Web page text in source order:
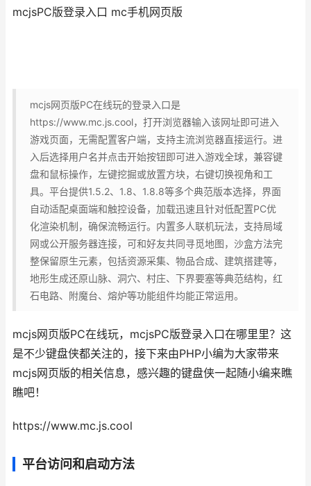
mcjsPC版登录入口 mc手机网页版
mcjs网页版PC在线玩的登录入口是
https://www.mc.js.cool，打开浏览器输入该网址即可进入
游戏页面，无需配置客户端，支持主流浏览器直接运行。进
入后选择用户名并点击开始按钮即可进入游戏全球，兼容键
盘和鼠标操作，左键挖掘或放置方块，右键切换视角和工
具。平台提供1.5.2、1.8、1.8.8等多个典范版本选择，界面
自动适配桌面端和触控设备，加载迅速且针对低配置PC优
化渲染机制，确保流畅运行。内置多人联机玩法，支持局域
网或公开服务器连接，可和好友共同寻觅地图，沙盒方法完
整保留原生元素，包括资源采集、物品合成、建筑搭建等，
地形生成还原山脉、洞穴、村庄、下界要塞等典范结构，红
石电路、附魔台、熔炉等功能组件均能正常运用。
mcjs网页版PC在线玩，mcjsPC版登录入口在哪里里？这
是不少键盘侠都关注的，接下来由PHP小编为大家带来
mcjs网页版的相关信息，感兴趣的键盘侠一起随小编来瞧
瞧吧！
https://www.mc.js.cool
平台访问和启动方法